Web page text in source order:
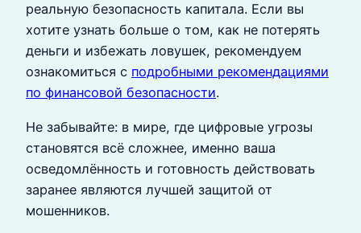
реальную безопасность капитала. Если вы
хотите узнать больше о том, как не потерять
деньги и избежать ловушек, рекомендуем
ознакомиться с подробными рекомендациями
по финансовой безопасности.
Не забывайте: в мире, где цифровые угрозы
становятся всё сложнее, именно ваша
осведомлённость и готовность действовать
заранее являются лучшей защитой от
мошенников.